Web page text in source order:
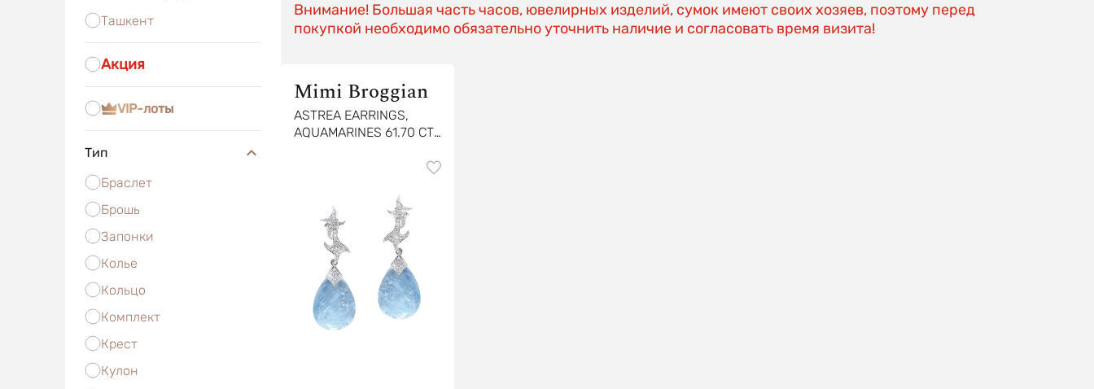
Ташкент
Акция
VIP-лоты
Тип
Браслет
Брошь
Запонки
Колье
Кольцо
Комплект
Крест
Кулон
Внимание! Большая часть часов, ювелирных изделий, сумок имеют своих хозяев, поэтому перед
покупкой необходимо обязательно уточнить наличие и согласовать время визита!
Mimi Broggian
ASTREA EARRINGS,
AQUAMARINES 61.70 CT